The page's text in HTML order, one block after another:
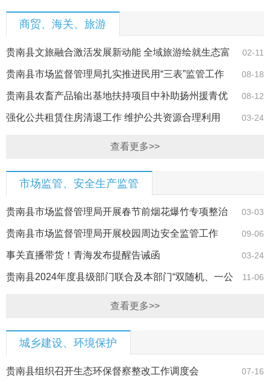
商贸、海关、旅游
02-11
贵南县文旅融合激活发展新动能 全域旅游绘就生态富
民新画卷 08-18
贵南县市场监督管理局扎实推进民用“三表”监管工作
08-12
贵南县农畜产品输出基地扶持项目中补助扬州援青优
选农产品商贸… 03-24
强化公共租赁住房清退工作 维护公共资源合理利用
查看更多>>
市场监管、安全生产监管
03-03
贵南县市场监督管理局开展春节前烟花爆竹专项整治
行动 09-06
贵南县市场监督管理局开展校园周边安全监管工作
03-24
事关直播带货！青海发布提醒告诫函
11-06
贵南县2024年度县级部门联合及本部门“双随机、一公
查看更多>>
城乡建设、环境保护
07-16
贵南县组织召开生态环保督察整改工作调度会